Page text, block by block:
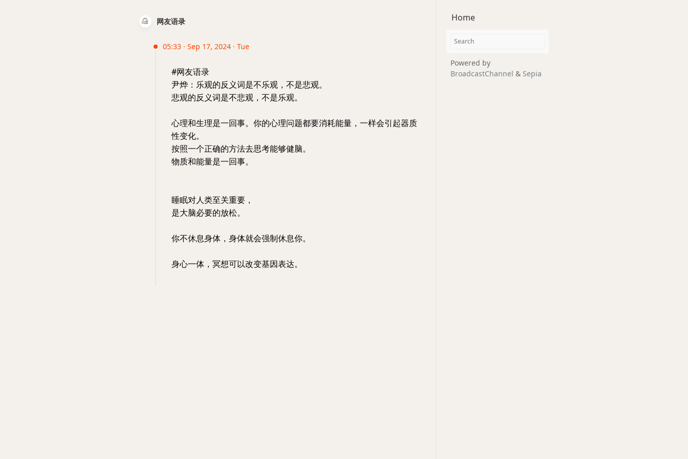
网友语录
05:33 · Sep 17, 2024 · Tue
#网友语录
尹烨：乐观的反义词是不乐观，不是悲观。
悲观的反义词是不悲观，不是乐观。
心理和生理是一回事。你的心理问题都要消耗能量，一样会引起器质
性变化。
按照一个正确的方法去思考能够健脑。
物质和能量是一回事。
睡眠对人类至关重要，
是大脑必要的放松。
你不休息身体，身体就会强制休息你。
身心一体，冥想可以改变基因表达。
Home
Powered by
BroadcastChannel & Sepia